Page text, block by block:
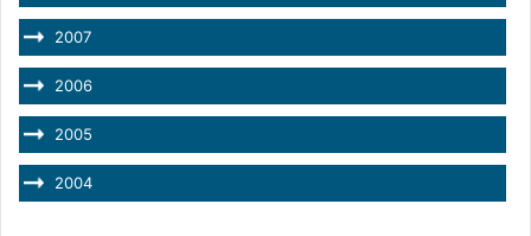
2007
2006
2005
2004